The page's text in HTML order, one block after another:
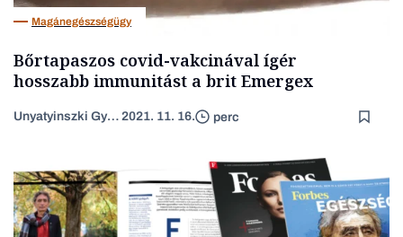
Magánegészségügy
Bőrtapaszos covid-vakcinával ígér
hosszabb immunitást a brit Emergex
Unyatyinszki György 2021. 11. 16. perc